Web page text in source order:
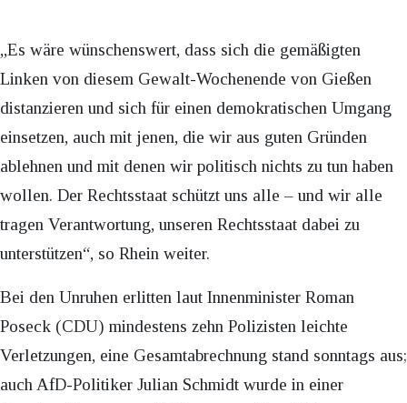
„Es wäre wünschenswert, dass sich die gemäßigten
Linken von diesem Gewalt-Wochenende von Gießen
distanzieren und sich für einen demokratischen Umgang
einsetzen, auch mit jenen, die wir aus guten Gründen
ablehnen und mit denen wir politisch nichts zu tun haben
wollen. Der Rechtsstaat schützt uns alle – und wir alle
tragen Verantwortung, unseren Rechtsstaat dabei zu
unterstützen“, so Rhein weiter.​
Bei den Unruhen erlitten laut Innenminister Roman
Poseck (CDU) mindestens zehn Polizisten leichte
Verletzungen, eine Gesamtabrechnung stand sonntags aus;
auch AfD-Politiker Julian Schmidt wurde in einer